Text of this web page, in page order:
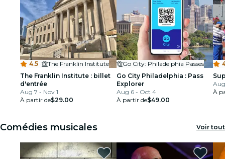
4.5 ·
The Franklin Institute
The Franklin Institute : billet
d'entrée
Aug 7 - Nov 1
À partir de$29.00
Go City: Philadelphia Passes
Go City Philadelphia : Pass
Explorer
Aug 6 - Oct 4
À partir de$49.00
À
Comédies musicales Voir tout